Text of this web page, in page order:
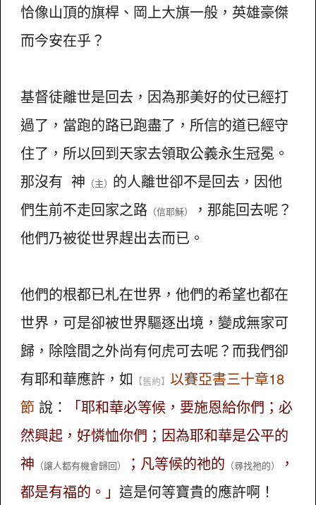
恰像山頂的旗桿、岡上大旗一般，英雄豪傑
而今安在乎？
基督徒離世是回去，因為那美好的仗已經打
過了，當跑的路已跑盡了，所信的道已經守
住了，所以回到天家去領取公義永生冠冕。
那沒有 神 （主） 的人離世卻不是回去，因他
們生前不走回家之路 （信耶穌）
，那能回去呢？
他們乃被從世界趕出去而已。
他們的根都已札在世界，他們的希望也都在
世界，可是卻被世界驅逐出境，變成無家可
歸，除陰間之外尚有何虎可去呢？而我們卻
有耶和華應許，如 【舊約】 以賽亞書三十章18
節 說：
「耶和華必等候，要施恩給你們；必
然興起，好憐恤你們；因為耶和華是公平的
神 （讓人都有機會歸回） ；凡等候的祂的 （尋找祂的）
，
都是有福的。」這是何等寶貴的應許啊！